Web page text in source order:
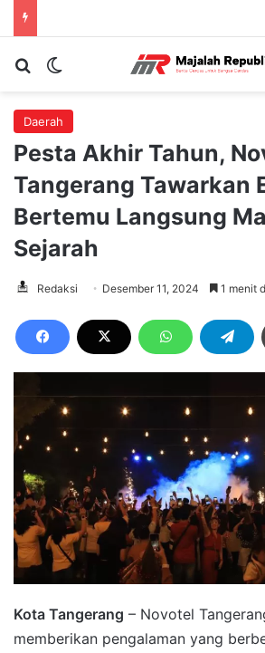
Cari berita...Switch skin
Daerah
Pesta Akhir Tahun,
Tangerang Tawarkan
Bertemu Langsung
Sejarah
Redaksi Desember 11, 2024 1 menit
Kota Tangerang – Novotel
memberikan pengalaman yang